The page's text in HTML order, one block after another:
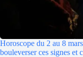
Horoscope du 2 au 8
bouleverser ces signes et